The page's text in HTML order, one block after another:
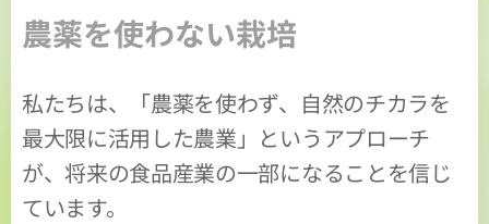
農薬を使わない栽培
私たちは、「農薬を使わず、自然のチカラを
最大限に活用した農業」というアプローチ
が、将来の食品産業の一部になることを信じ
ています。